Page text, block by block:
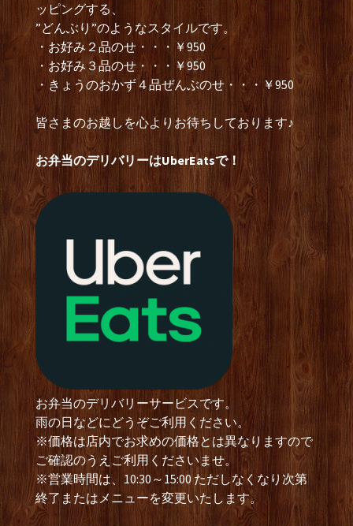
ッピングする、
”どんぶり”のようなスタイルです。
・お好み２品のせ・・・￥950
・お好み３品のせ・・・￥950
・きょうのおかず４品ぜんぶのせ・・・￥950
皆さまのお越しを心よりお待ちしております♪
お弁当のデリバリーはUberEatsで！
お弁当のデリバリーサービスです。
雨の日などにどうぞご利用ください。
※価格は店内でお求めの価格とは異なりますので
ご確認のうえご利用くださいませ。
※営業時間は、10:30～15:00 ただしなくなり次第
終了またはメニューを変更いたします。